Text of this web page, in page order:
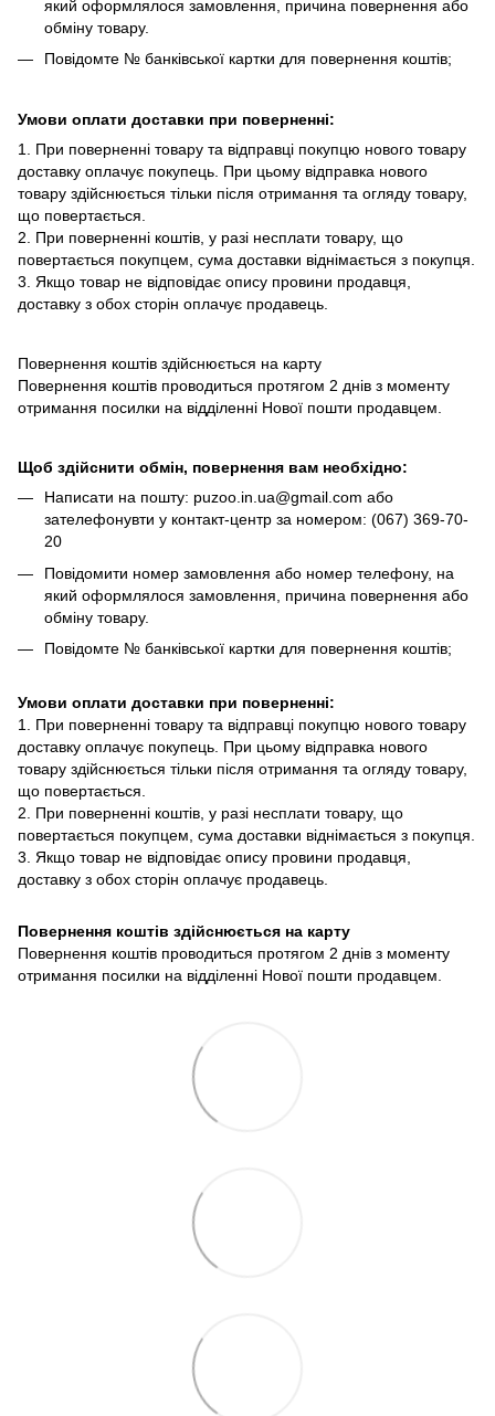
який оформлялося замовлення, причина повернення або
обміну товару.
Повідомте № банківської картки для повернення коштів;
Умови оплати доставки при поверненні:
1. При поверненні товару та відправці покупцю нового товару
доставку оплачує покупець. При цьому відправка нового
товару здійснюється тільки після отримання та огляду товару,
що повертається.
2. При поверненні коштів, у разі несплати товару, що
повертається покупцем, сума доставки віднімається з покупця.
3. Якщо товар не відповідає опису провини продавця,
доставку з обох сторін оплачує продавець.
Повернення коштів здійснюється на карту
Повернення коштів проводиться протягом 2 днів з моменту
отримання посилки на відділенні Нової пошти продавцем.
Щоб здійснити обмін, повернення вам необхідно:
Написати на пошту: puzoo.in.ua@gmail.com або
зателефонувти у контакт-центр за номером: (067) 369-70-
20
Повідомити номер замовлення або номер телефону, на
який оформлялося замовлення, причина повернення або
обміну товару.
Повідомте № банківської картки для повернення коштів;
Умови оплати доставки при поверненні:
1. При поверненні товару та відправці покупцю нового товару
доставку оплачує покупець. При цьому відправка нового
товару здійснюється тільки після отримання та огляду товару,
що повертається.
2. При поверненні коштів, у разі несплати товару, що
повертається покупцем, сума доставки віднімається з покупця.
3. Якщо товар не відповідає опису провини продавця,
доставку з обох сторін оплачує продавець.
Повернення коштів здійснюється на карту
Повернення коштів проводиться протягом 2 днів з моменту
отримання посилки на відділенні Нової пошти продавцем.